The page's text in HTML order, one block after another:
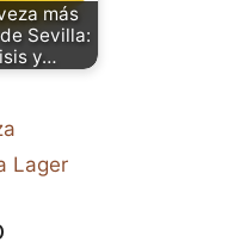
más
Sevilla:
y…
Lager